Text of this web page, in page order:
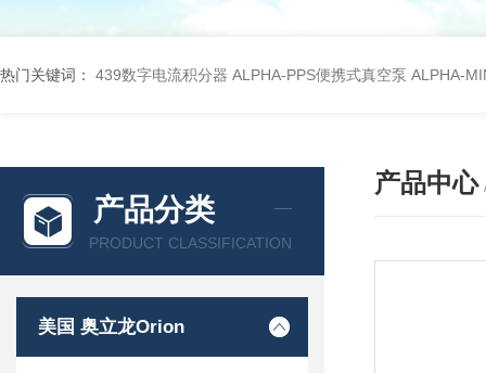
热门关键词： 439数字电流积分器 ALPHA-PPS便携式真空泵 ALPHA-
产品分类
PRODUCT CLASSIFICATION
美国 奥立龙Orion
产品中心